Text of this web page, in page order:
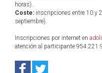
horas).
Coste: inscripciones entre 10 y
septiembre).
Inscripciones por internet en
atención al participante